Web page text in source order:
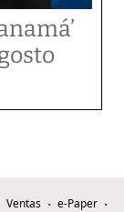
Ventas
e-Paper